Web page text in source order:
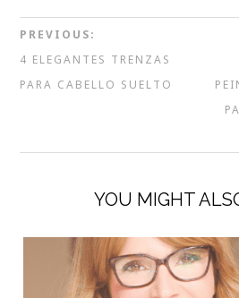
PREVIOUS:
4 ELEGANTES TRENZAS
PARA CABELLO SUELTO
YOU MIGHT